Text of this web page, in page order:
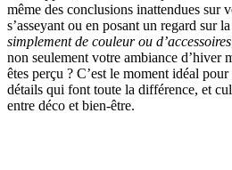
même des conclusions inattendues sur
s’asseyant ou en posant un regard sur
simplement de couleur ou d’accessoires
non seulement votre ambiance d’hiver
êtes perçu ? C’est le moment idéal
détails qui font toute la différence, et
entre déco et bien-être.